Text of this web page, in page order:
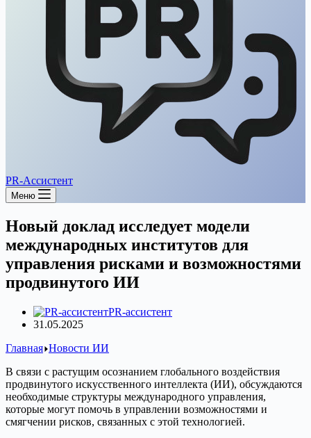
PR-Ассистент
Меню
Новый доклад исследует модели
международных институтов для
управления рисками и возможностями
продвинутого ИИ
PR-ассистент
31.05.2025
Главная Новости ИИ
В связи с растущим осознанием глобального воздействия
продвинутого искусственного интеллекта (ИИ), обсуждаются
необходимые структуры международного управления,
которые могут помочь в управлении возможностями и
смягчении рисков, связанных с этой технологией.